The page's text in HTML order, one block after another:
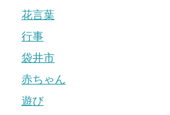
花言葉
行事
袋井市
赤ちゃん
遊び